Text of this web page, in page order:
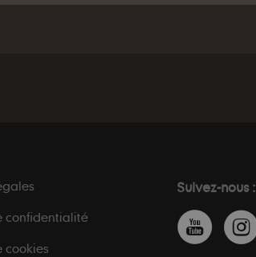
Suivez-nous :
confidentialité
cookies